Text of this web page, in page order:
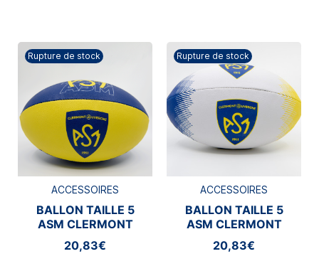
Rupture de stock
ACCESSOIRES
BALLON TAILLE 5
ASM CLERMONT
20,83€
Rupture de stock
ACCESSOIRES
BALLON TAILLE 5
ASM CLERMONT
20,83€